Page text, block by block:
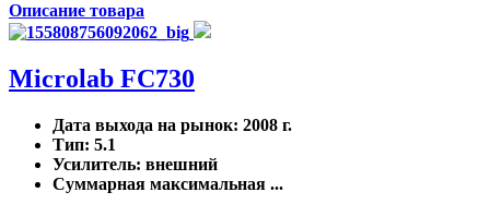
Описание товара
Microlab FC730
Дата выхода на рынок: 2008 г.
Тип: 5.1
Усилитель: внешний
Суммарная максимальная ...